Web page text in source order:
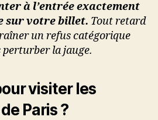
à l’entrée exactement
sur votre billet. Tout retard
un refus catégorique
perturber la jauge.
visiter les
Paris ?